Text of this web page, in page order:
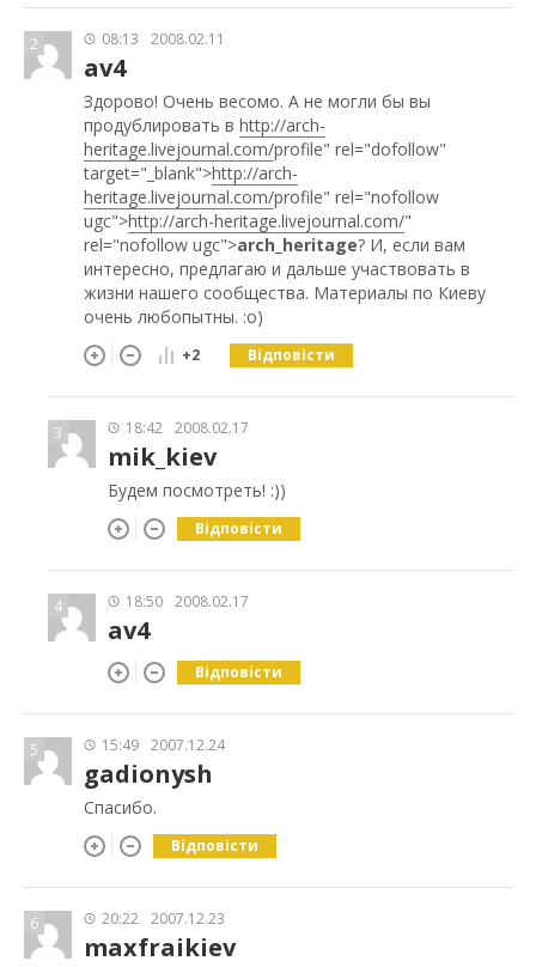
2 08:13 2008.02.11
av4
Здорово! Очень весомо. А не могли бы вы
продублировать в http://arch-
heritage.livejournal.com/profile" rel="dofollow"
target="_blank">http://arch-
heritage.livejournal.com/profile" rel="nofollow
ugc">http://arch-heritage.livejournal.com/"
rel="nofollow ugc">arch_heritage? И, если вам
интересно, предлагаю и дальше участвовать в
жизни нашего сообщества. Материалы по Киеву
очень любопытны. :о)
+2 Відповісти
3 18:42 2008.02.17
mik_kiev
Будем посмотреть! :))
Відповісти
4 18:50 2008.02.17
av4
Відповісти
5 15:49 2007.12.24
gadionysh
Спасибо.
Відповісти
6 20:22 2007.12.23
maxfraikiev